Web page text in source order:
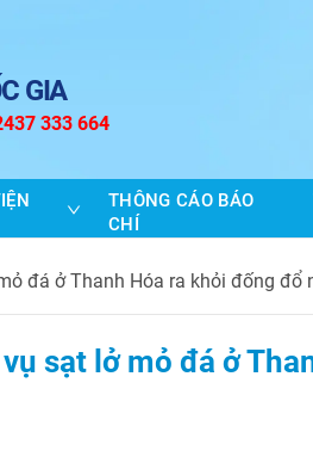
GIA
333 664
THÔNG CÁO BÁO
CHÍ
đá ở Thanh Hóa ra khỏi đống đổ
sạt lở mỏ đá ở